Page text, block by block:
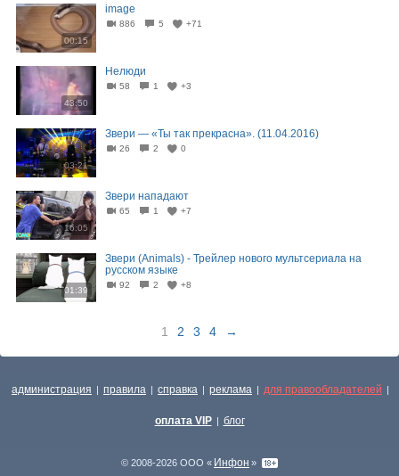
00:15
image
886 5 +71
43:50
Нелюди
58 1 +3
03:21
Звери — «Ты так прекрасна». (11.04.2016)
26 2 0
16:05
Звери нападают
65 1 +7
01:39
Звери (Animals) - Трейлер нового мультсериала на
русском языке
92 2 +8
1 2 3 4 →
администрация | правила | справка | реклама | для правообладателей |
оплата VIP | блог
© 2008-2026 ООО « Инфон »